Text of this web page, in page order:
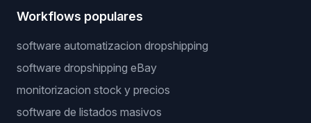
Workflows populares
software automatizacion dropshipping
software dropshipping eBay
monitorizacion stock y precios
software de listados masivos